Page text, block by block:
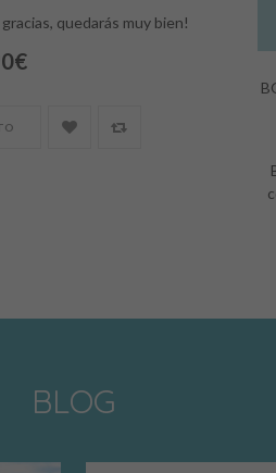
gracias, quedarás muy bien!
BLOG